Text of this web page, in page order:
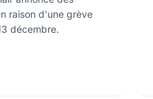
raison d'une grève
décembre.